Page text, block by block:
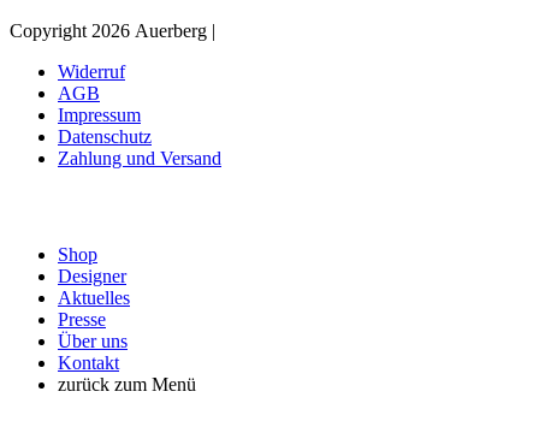
Copyright 2026 Auerberg |
Widerruf
AGB
Impressum
Datenschutz
Zahlung und Versand
Shop
Designer
Aktuelles
Presse
Über uns
Kontakt
zurück zum Menü